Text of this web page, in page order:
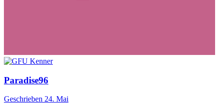
Paradise96
Geschrieben 24. Mai